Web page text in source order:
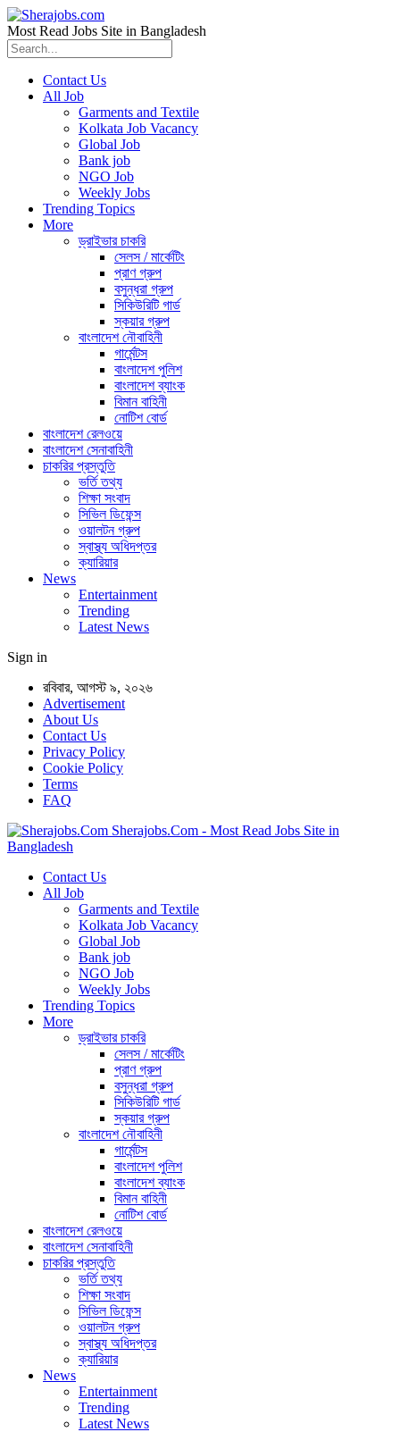
Most Read Jobs Site in Bangladesh
Contact Us
All Job
Garments and Textile
Kolkata Job Vacancy
Global Job
Bank job
NGO Job
Weekly Jobs
Trending Topics
More
ড্রাইভার চাকরি
সেলস / মার্কেটিং
প্রাণ গ্রুপ
বসুন্ধরা গ্রুপ
সিকিউরিটি গার্ড
স্কয়ার গ্রুপ
বাংলাদেশ নৌবাহিনী
গার্মেন্টস
বাংলাদেশ পুলিশ
বাংলাদেশ ব্যাংক
বিমান বাহিনী
নোটিশ বোর্ড
বাংলাদেশ রেলওয়ে
বাংলাদেশ সেনাবাহিনী
চাকরির প্রস্তুতি
ভর্তি তথ্য
শিক্ষা সংবাদ
সিভিল ডিফেন্স
ওয়ালটন গ্রুপ
স্বাস্থ্য অধিদপ্তর
ক্যারিয়ার
News
Entertainment
Trending
Latest News
Sign in
রবিবার, আগস্ট ৯, ২০২৬
Advertisement
About Us
Contact Us
Privacy Policy
Cookie Policy
Terms
FAQ
Sherajobs.Com - Most Read Jobs Site in
Bangladesh
Contact Us
All Job
Garments and Textile
Kolkata Job Vacancy
Global Job
Bank job
NGO Job
Weekly Jobs
Trending Topics
More
ড্রাইভার চাকরি
সেলস / মার্কেটিং
প্রাণ গ্রুপ
বসুন্ধরা গ্রুপ
সিকিউরিটি গার্ড
স্কয়ার গ্রুপ
বাংলাদেশ নৌবাহিনী
গার্মেন্টস
বাংলাদেশ পুলিশ
বাংলাদেশ ব্যাংক
বিমান বাহিনী
নোটিশ বোর্ড
বাংলাদেশ রেলওয়ে
বাংলাদেশ সেনাবাহিনী
চাকরির প্রস্তুতি
ভর্তি তথ্য
শিক্ষা সংবাদ
সিভিল ডিফেন্স
ওয়ালটন গ্রুপ
স্বাস্থ্য অধিদপ্তর
ক্যারিয়ার
News
Entertainment
Trending
Latest News